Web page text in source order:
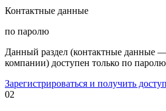
Контактные данные
по паролю
Данный раздел (контактные данные
компании) доступен только по
Зарегистрироваться и получить доступ
02